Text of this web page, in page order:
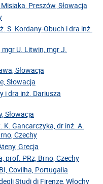
Preszów, Słowacja
S. Kordany-Obuch i dra inż.
mgr U. Litwin, mgr J.
Słowacja
Słowacja
i dra inż. Dariusza
Słowacja
K. Gancarczyka, dr inż. A.
Czechy
Grecja
prof. PRz, Brno, Czechy
Covilha, Portugalia
Studi di Firenze, Włochy